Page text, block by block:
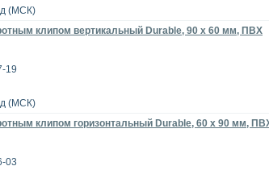
(МСК)
клипом вертикальный Durable, 90 х 60 мм, ПВХ
19
(МСК)
клипом горизонтальный Durable, 60 х 90 мм,
03